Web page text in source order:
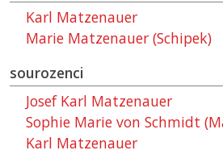
Karl Matzenauer
Marie Matzenauer (Schipek)
sourozenci
Josef Karl Matzenauer
Sophie Marie von Schmidt
Karl Matzenauer